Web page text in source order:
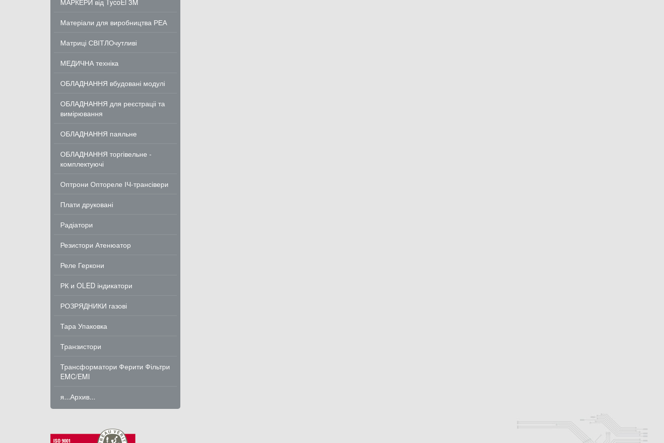
МАРКЕРИ від TycoEl 3M
Матеріали для виробництва РЕА
Матриці СВІТЛОчутливі
МЕДИЧНА техніка
ОБЛАДНАННЯ вбудовані модулі
ОБЛАДНАННЯ для реєстраціі та
вимірювання
ОБЛАДНАННЯ паяльне
ОБЛАДНАННЯ торгівельне -
комплектуючі
Оптрони Оптореле ІЧ-трансівери
Плати друковані
Радіатори
Резистори Атенюатор
Реле Геркони
РК и OLED індикатори
РОЗРЯДНИКИ газові
Тара Упаковка
Транзистори
Трансформатори Ферити Фільтри
EMC/EMI
я...Архив...